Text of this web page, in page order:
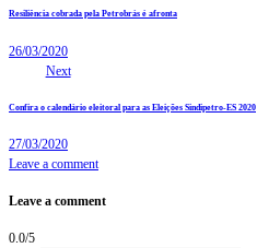
Resiliência cobrada pela Petrobrás é afronta
26/03/2020
Next
Confira o calendário eleitoral para as Eleições Sindipetro-ES 2020
27/03/2020
Leave a comment
Leave a comment
0.0/5